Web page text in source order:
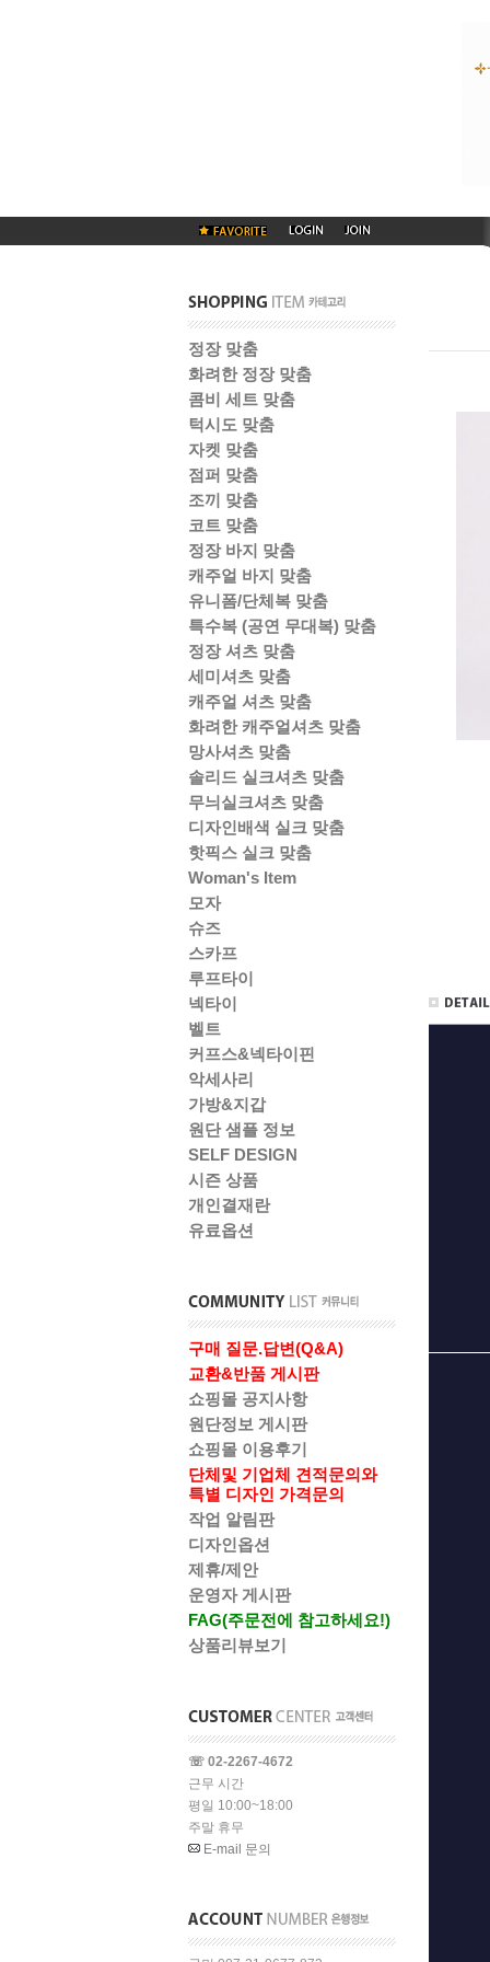
정장 맞춤
화려한 정장 맞춤
콤비 세트 맞춤
턱시도 맞춤
자켓 맞춤
점퍼 맞춤
조끼 맞춤
코트 맞춤
정장 바지 맞춤
캐주얼 바지 맞춤
유니폼/단체복 맞춤
특수복 (공연 무대복) 맞춤
정장 셔츠 맞춤
세미셔츠 맞춤
캐주얼 셔츠 맞춤
화려한 캐주얼셔츠 맞춤
망사셔츠 맞춤
솔리드 실크셔츠 맞춤
무늬실크셔츠 맞춤
디자인배색 실크 맞춤
핫픽스 실크 맞춤
Woman's Item
모자
슈즈
스카프
루프타이
넥타이
벨트
커프스&넥타이핀
악세사리
가방&지갑
원단 샘플 정보
SELF DESIGN
시즌 상품
개인결재란
유료옵션
구매 질문.답변(Q&A)
교환&반품 게시판
쇼핑몰 공지사항
원단정보 게시판
쇼핑몰 이용후기
단체및 기업체 견적문의와
특별 디자인 가격문의
작업 알림판
디자인옵션
제휴/제안
운영자 게시판
FAG(주문전에 참고하세요!)
상품리뷰보기
☏ 02-2267-4672
근무 시간
평일 10:00~18:00
주말 휴무
E-mail 문의